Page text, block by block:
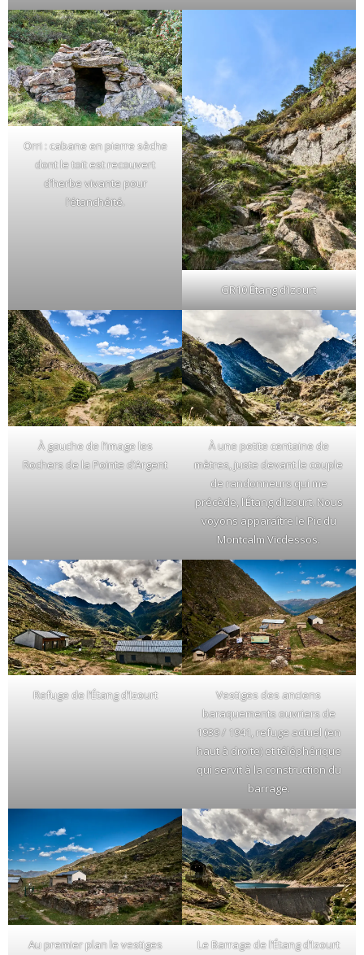
Orri : cabane en pierre sèche
dont le toit est recouvert
d’herbe vivante pour
l’étanchéité.
GR10 Étang d’Izourt
À gauche de l’image les
Rochers de la Pointe d’Argent
À une petite centaine de
mètres, juste devant le couple
de randonneurs qui me
précède, l’Étang d’Izourt. Nous
voyons apparaître le Pic du
Montcalm Vicdessos.
Refuge de l’Étang d’Izourt
Vestiges des anciens
baraquements ouvriers de
1939 / 1941, refuge actuel (en
haut à droite) et téléphérique
qui servit à la construction du
barrage.
Au premier plan le vestiges Le Barrage de l’Étang d’Izourt